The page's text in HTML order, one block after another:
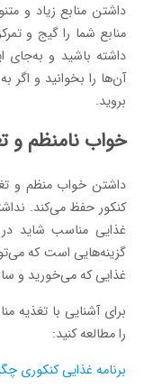
داشتن منابع زیاد و
منابع شما را گیج و
داشته باشید و به‌جای
آن‌ها را بخوانید و اگر
بروید.
خواب نامنظم و
داشتن خواب منظم و
کنکور حفظ می‌کند.
غذایی مناسب شاید
گزینه‌هایی است که
غذایی که می‌خورید و
برای آشنایی با تغذیه
را مطالعه کنید:
برنامه غذایی کنکوری